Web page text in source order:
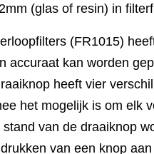
(glas of resin) in
(FR1015)
accuraat kan worden
heeft vier
het mogelijk is om elk
van de draaiknop
van een knop